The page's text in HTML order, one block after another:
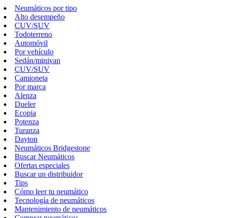
Neumáticos por tipo
Alto desempeño
CUV/SUV
Todoterreno
Automóvil
Por vehículo
Sedán/minivan
CUV/SUV
Camioneta
Por marca
Alenza
Dueler
Ecopia
Potenza
Turanza
Dayton
Neumáticos Bridgestone
Buscar Neumáticos
Ofertas especiales
Buscar un distribuidor
Tips
Cómo leer tu neumático
Tecnología de neumáticos
Mantenimiento de neumáticos